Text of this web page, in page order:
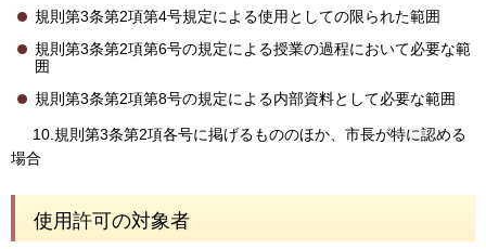
規則第3条第2項第4号規定による使用としての限られた範囲
規則第3条第2項第6号の規定による授業の過程において必要な範
囲
規則第3条第2項第8号の規定による内部資料として必要な範囲
10.規則第3条第2項各号に掲げるもののほか、市長が特に認める
場合
使用許可の対象者